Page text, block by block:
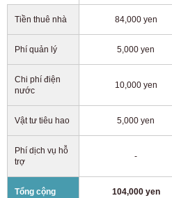
Tiền thuê nhà 84,000 yen
Phí quản lý 5,000 yen
Chi phí điện
nước
10,000 yen
Vật tư tiêu hao
5,000 yen
Phí dịch vụ hỗ
trợ
-
Tổng cộng 104,000 yen